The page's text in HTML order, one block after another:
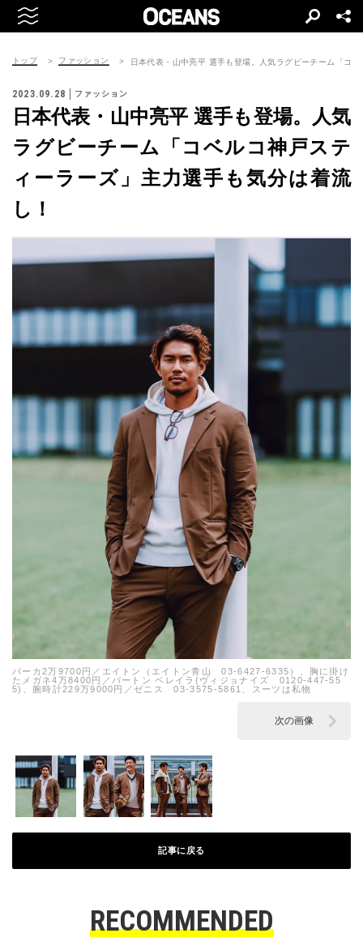
トップ ファッション 日本代表・山中亮平 選手も登場。人気ラグビーチーム「コ
2023.09.28 ファッション
日本代表・山中亮平 選手も登場。人気
ラグビーチーム「コベルコ神戸ステ
ィーラーズ」主力選手も気分は着流
し！
パーカ2万9700円／エイトン（エイトン青山 03-6427-6335）、胸に掛け
たメガネ4万8400円／バートン ペレイラ(ヴィジョナイズ 0120-447-55
5)、腕時計229万9000円／ゼニス 03-3575-5861、スーツは私物
次の画像
記事に戻る
RECOMMENDED